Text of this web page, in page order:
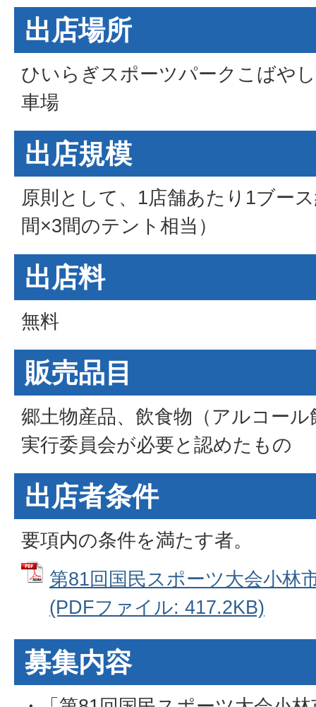
出店場所
ひいらぎスポーツパークこばや
車場
出店規模
原則として、1店舗あたり1ブー
間×3間のテント相当）
出店料
無料
販売品目
郷土物産品、飲食物（アルコー
実行委員会が必要と認めたもの
出店者条件
要項内の条件を満たす者。
第81回国民スポーツ大会小林
(PDFファイル: 417.2KB)
募集内容